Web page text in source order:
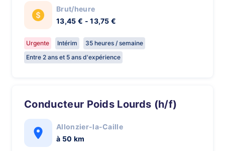
Brut/heure
13,45 € - 13,75 €
Urgente Intérim
35 heures / semaine
Entre 2 ans et 5 ans d'expérience
Conducteur Poids Lourds (h/f)
Allonzier-la-Caille
à 50 km